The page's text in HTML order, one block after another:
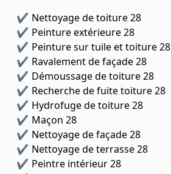
Nettoyage de toiture 28
Peinture extérieure 28
Peinture sur tuile et toiture 28
Ravalement de façade 28
Démoussage de toiture 28
Recherche de fuite toiture 28
Hydrofuge de toiture 28
Maçon 28
Nettoyage de façade 28
Nettoyage de terrasse 28
Peintre intérieur 28